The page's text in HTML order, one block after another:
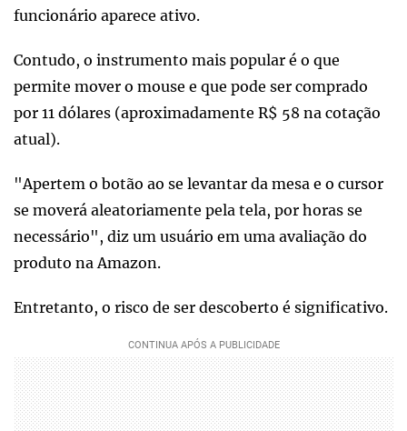
funcionário aparece ativo.
Contudo, o instrumento mais popular é o que
permite mover o mouse e que pode ser comprado
por 11 dólares (aproximadamente R$ 58 na cotação
atual).
"Apertem o botão ao se levantar da mesa e o cursor
se moverá aleatoriamente pela tela, por horas se
necessário", diz um usuário em uma avaliação do
produto na Amazon.
Entretanto, o risco de ser descoberto é significativo.